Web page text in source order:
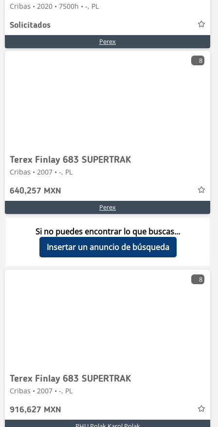
Cribas • 2020 • 7500h • -, PL
Solicitados
Perex
8
Terex Finlay 683 SUPERTRAK
Cribas • 2007 • -, PL
640,257 MXN
Perex
Si no puedes encontrar lo que buscas...
Insertar un anuncio de búsqueda
8
Terex Finlay 683 SUPERTRAK
Cribas • 2007 • -, PL
916,627 MXN